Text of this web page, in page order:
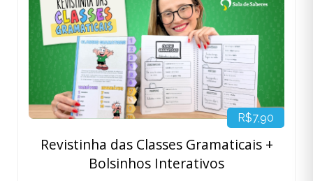
R$7,90
Revistinha das Classes Gramaticais +
Bolsinhos Interativos